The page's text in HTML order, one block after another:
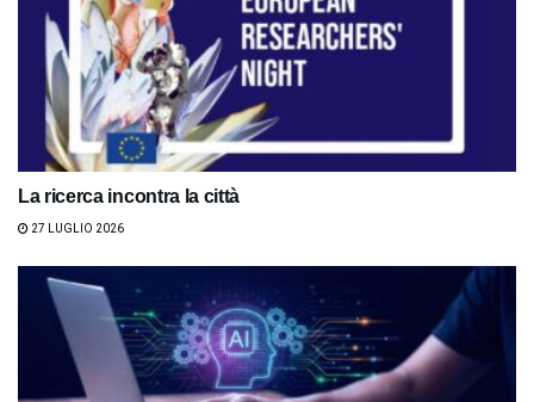
La ricerca incontra la città
27 LUGLIO 2026